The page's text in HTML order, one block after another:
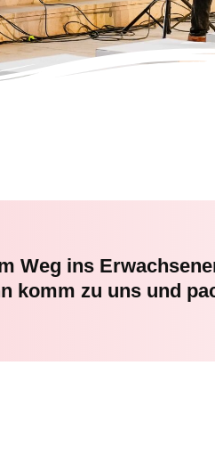
Weg ins
komm zu uns und